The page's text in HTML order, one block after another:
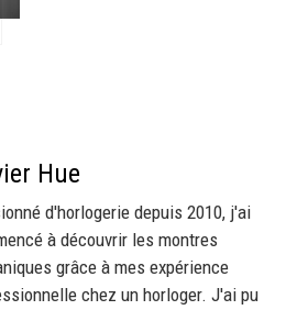
Hue
d'horlogerie depuis 2010, j'ai
à découvrir les montres
grâce à mes expérience
chez un horloger. J'ai pu